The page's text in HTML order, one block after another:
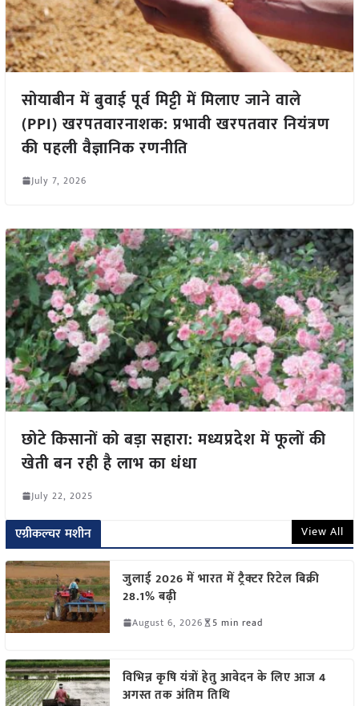
सोयाबीन में बुवाई पूर्व मिट्टी में मिलाए जाने वाले
(PPI) खरपतवारनाशक: प्रभावी खरपतवार नियंत्रण
की पहली वैज्ञानिक रणनीति
July 7, 2026
छोटे किसानों को बड़ा सहारा: मध्यप्रदेश में फूलों की
खेती बन रही है लाभ का धंधा
July 22, 2025
एग्रीकल्चर मशीन View All
जुलाई 2026 में भारत में ट्रैक्टर रिटेल बिक्री
28.1% बढ़ी
August 6, 2026 5 min read
विभिन्न कृषि यंत्रों हेतु आवेदन के लिए आज 4
अगस्त तक अंतिम तिथि